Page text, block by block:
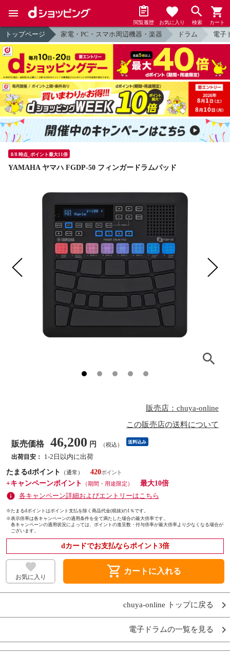
閲覧履歴 お気に入り 検索 カート
トップページ 家電・PC・スマホ周辺機器・楽器 ドラム 電子
8/8 時点_ポイント最大11倍
YAMAHA ヤマハ FGDP-50 フィンガードラムパッド
販売店：chuya-online
この販売店の送料について
販売価格 46,200 円 （税込） 送料込み
出荷目安：
1-2日以内に出荷
たまるdポイント
（通常）
420
+キャンペーンポイント
（期間・用途限定）
最大10倍
各キャンペーン詳細およびエントリーはこちら
※たまるdポイントはポイント支払を除く商品代金(税抜)の1％です。
※表示倍率は各キャンペーンの適用条件を全て満たした場合の最大倍率です。
各キャンペーンの適用状況によっては、ポイントの進呈数・付与倍率が最大倍率より少なくなる場合が
ございます。
dカードでお支払ならポイント3倍
お気に入り shopping_cart カートに入れる
chuya-online トップに戻る
電子ドラムの一覧を見る